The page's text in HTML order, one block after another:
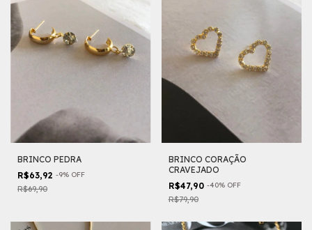
BRINCO PEDRA
R$63,92 -9% OFF
R$69,90
BRINCO CORAÇÃO
CRAVEJADO
R$47,90 -40% OFF
R$79,90